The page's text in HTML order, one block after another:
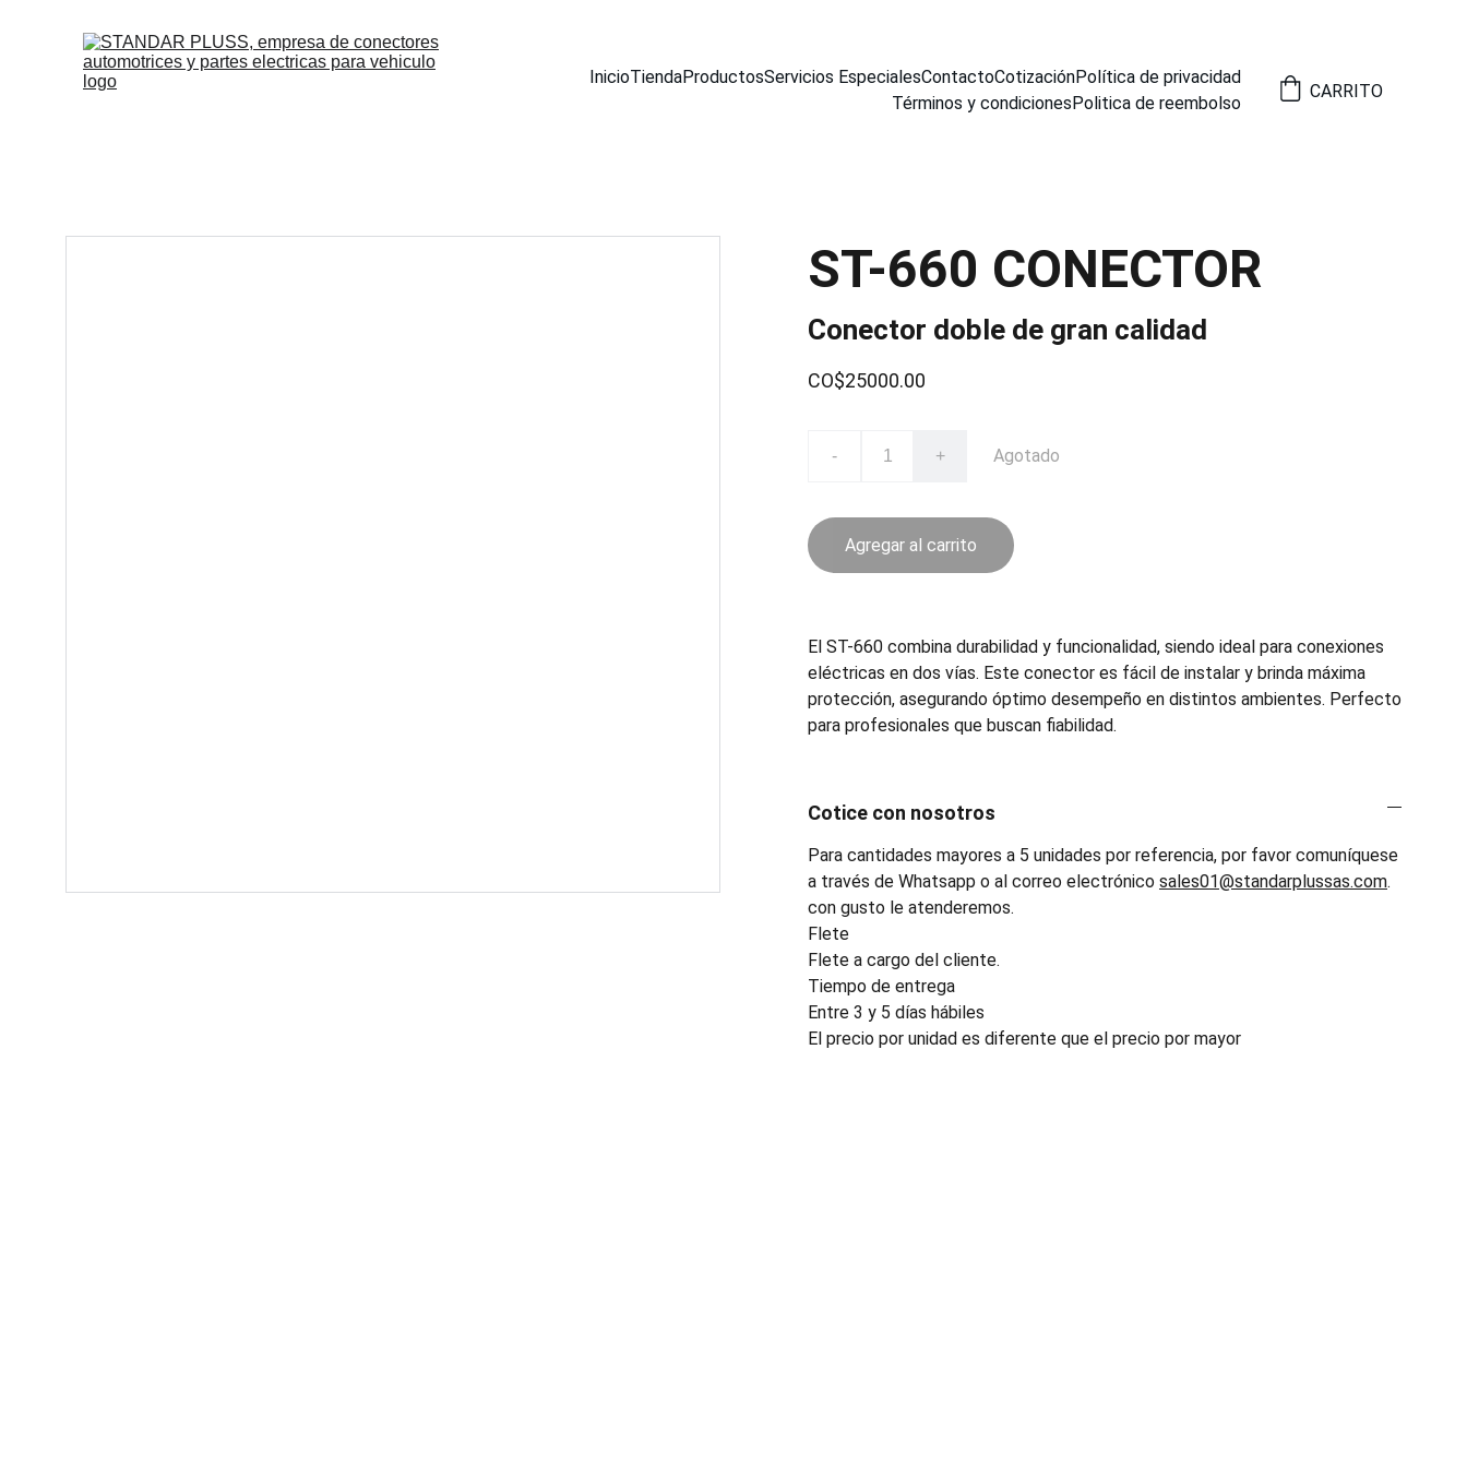
InicioTiendaProductosServicios EspecialesContactoCotizaciónPolítica de privacidad
Términos y condicionesPolitica de reembolso
CARRITO
ST-660 CONECTOR
Conector doble de gran calidad
CO$25000.00
- + Agotado
Agregar al carrito
El ST-660 combina durabilidad y funcionalidad, siendo ideal para conexiones
eléctricas en dos vías. Este conector es fácil de instalar y brinda máxima
protección, asegurando óptimo desempeño en distintos ambientes. Perfecto
para profesionales que buscan fiabilidad.
Cotice con nosotros
Para cantidades mayores a 5 unidades por referencia, por favor comuníquese
a través de Whatsapp o al correo electrónico sales01@standarplussas.com.
con gusto le atenderemos.
Flete
Flete a cargo del cliente.
Tiempo de entrega
Entre 3 y 5 días hábiles
El precio por unidad es diferente que el precio por mayor